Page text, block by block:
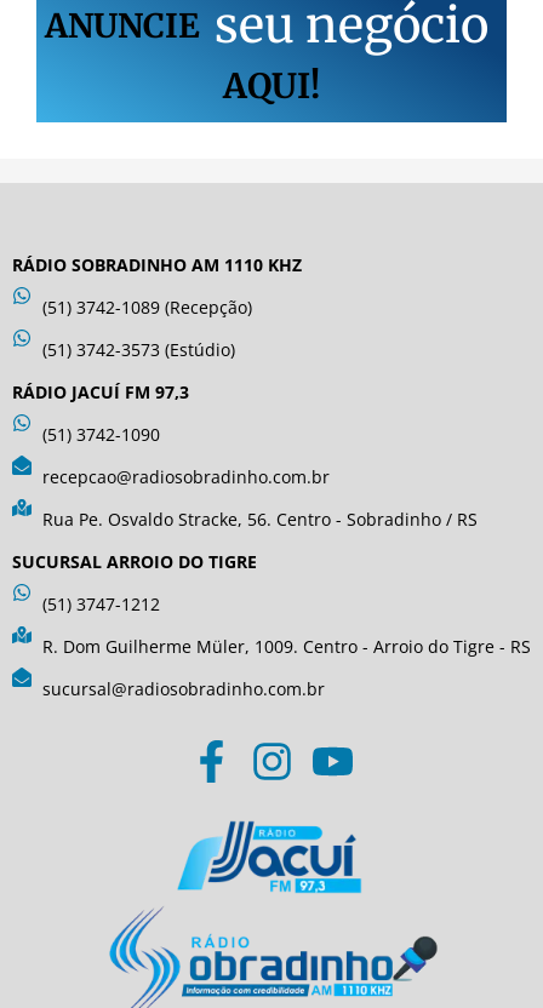
ANUNCIE seu negócio
AQUI!
RÁDIO SOBRADINHO AM 1110 KHZ
(51) 3742-1089 (Recepção)
(51) 3742-3573 (Estúdio)
RÁDIO JACUÍ FM 97,3
(51) 3742-1090
recepcao@radiosobradinho.com.br
Rua Pe. Osvaldo Stracke, 56. Centro - Sobradinho / RS
SUCURSAL ARROIO DO TIGRE
(51) 3747-1212
R. Dom Guilherme Müler, 1009. Centro - Arroio do Tigre - RS
sucursal@radiosobradinho.com.br